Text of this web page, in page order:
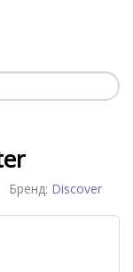
Бренд: Discover